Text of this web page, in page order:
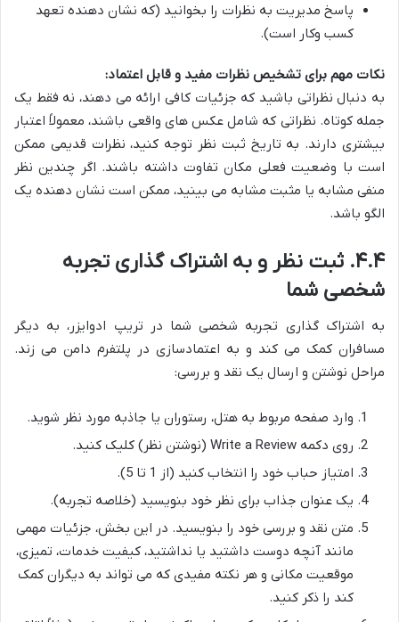
پاسخ مدیریت به نظرات را بخوانید (که نشان دهنده تعهد
کسب وکار است).
نکات مهم برای تشخیص نظرات مفید و قابل اعتماد:
به دنبال نظراتی باشید که جزئیات کافی ارائه می دهند، نه فقط یک
جمله کوتاه. نظراتی که شامل عکس های واقعی باشند، معمولاً اعتبار
بیشتری دارند. به تاریخ ثبت نظر توجه کنید، نظرات قدیمی ممکن
است با وضعیت فعلی مکان تفاوت داشته باشند. اگر چندین نظر
منفی مشابه یا مثبت مشابه می بینید، ممکن است نشان دهنده یک
الگو باشد.
۴.۴. ثبت نظر و به اشتراک گذاری تجربه
شخصی شما
به اشتراک گذاری تجربه شخصی شما در تریپ ادوایزر، به دیگر
مسافران کمک می کند و به اعتمادسازی در پلتفرم دامن می زند.
مراحل نوشتن و ارسال یک نقد و بررسی:
وارد صفحه مربوط به هتل، رستوران یا جاذبه مورد نظر شوید.
روی دکمه Write a Review (نوشتن نظر) کلیک کنید.
امتیاز حباب خود را انتخاب کنید (از 1 تا 5).
یک عنوان جذاب برای نظر خود بنویسید (خلاصه تجربه).
متن نقد و بررسی خود را بنویسید. در این بخش، جزئیات مهمی
مانند آنچه دوست داشتید یا نداشتید، کیفیت خدمات، تمیزی،
موقعیت مکانی و هر نکته مفیدی که می تواند به دیگران کمک
کند را ذکر کنید.